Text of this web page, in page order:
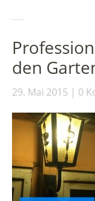
den
29. Mai 2015 0